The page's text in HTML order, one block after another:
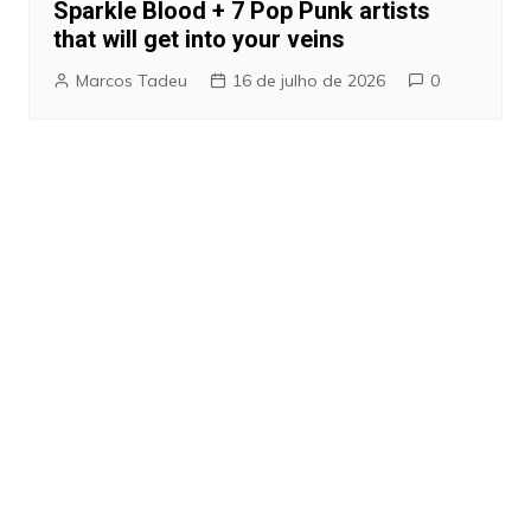
Sparkle Blood + 7 Pop Punk artists
that will get into your veins
Marcos Tadeu 16 de julho de 2026 0